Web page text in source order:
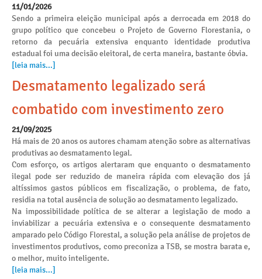
11/01/2026
Sendo a primeira eleição municipal após a derrocada em 2018 do
grupo político que concebeu o Projeto de Governo Florestania, o
retorno da pecuária extensiva enquanto identidade produtiva
estadual foi uma decisão eleitoral, de certa maneira, bastante óbvia.
[leia mais...]
Desmatamento legalizado será
combatido com investimento zero
21/09/2025
Há mais de 20 anos os autores chamam atenção sobre as alternativas
produtivas ao desmatamento legal.
Com esforço, os artigos alertaram que enquanto o desmatamento
ilegal pode ser reduzido de maneira rápida com elevação dos já
altíssimos gastos públicos em fiscalização, o problema, de fato,
residia na total ausência de solução ao desmatamento legalizado.
Na impossibilidade política de se alterar a legislação de modo a
inviabilizar a pecuária extensiva e o consequente desmatamento
amparado pelo Código Florestal, a solução pela análise de projetos de
investimentos produtivos, como preconiza a TSB, se mostra barata e,
o melhor, muito inteligente.
[leia mais...]